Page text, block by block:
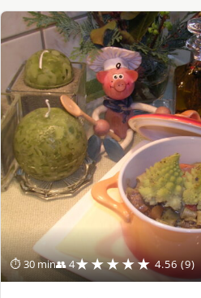
⏱ 30 min👥 4★★★★★ 4.56 (9)